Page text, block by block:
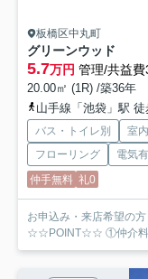
板橋区中丸町
グリーンウッド
5.7万円 管理/共益
20.00㎡ (1R) /築36年
山手線「池袋」駅 徒
バス・トイレ別 室
フローリング
電気有
仲手無料 礼0
お申込み・来店希望の
☆☆POINT☆☆ ①仲介料